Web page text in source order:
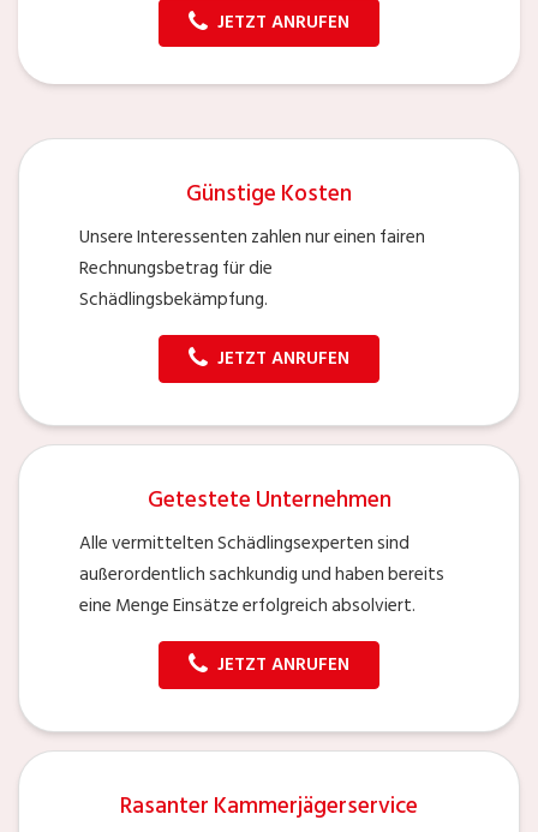
JETZT ANRUFEN
Günstige Kosten
Unsere Interessenten zahlen nur einen fairen
Rechnungsbetrag für die
Schädlingsbekämpfung.
JETZT ANRUFEN
Getestete Unternehmen
Alle vermittelten Schädlingsexperten sind
außerordentlich sachkundig und haben bereits
eine Menge Einsätze erfolgreich absolviert.
JETZT ANRUFEN
Rasanter Kammerjägerservice